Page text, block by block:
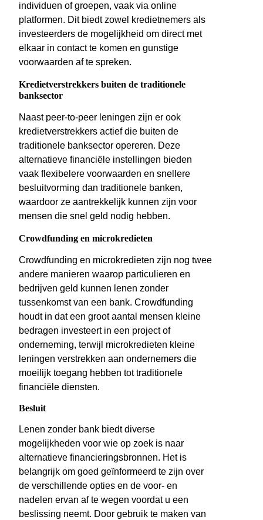
individuen of groepen, vaak via online
platformen. Dit biedt zowel kredietnemers als
investeerders de mogelijkheid om direct met
elkaar in contact te komen en gunstige
voorwaarden af te spreken.
Kredietverstrekkers buiten de traditionele
banksector
Naast peer-to-peer leningen zijn er ook
kredietverstrekkers actief die buiten de
traditionele banksector opereren. Deze
alternatieve financiële instellingen bieden
vaak flexibelere voorwaarden en snellere
besluitvorming dan traditionele banken,
waardoor ze aantrekkelijk kunnen zijn voor
mensen die snel geld nodig hebben.
Crowdfunding en microkredieten
Crowdfunding en microkredieten zijn nog twee
andere manieren waarop particulieren en
bedrijven geld kunnen lenen zonder
tussenkomst van een bank. Crowdfunding
houdt in dat een groot aantal mensen kleine
bedragen investeert in een project of
onderneming, terwijl microkredieten kleine
leningen verstrekken aan ondernemers die
moeilijk toegang hebben tot traditionele
financiële diensten.
Besluit
Lenen zonder bank biedt diverse
mogelijkheden voor wie op zoek is naar
alternatieve financieringsbronnen. Het is
belangrijk om goed geïnformeerd te zijn over
de verschillende opties en de voor- en
nadelen ervan af te wegen voordat u een
beslissing neemt. Door gebruik te maken van